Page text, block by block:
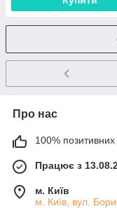
Про нас
100% позитивних
Працює з
м. Київ
м. Київ, вул.